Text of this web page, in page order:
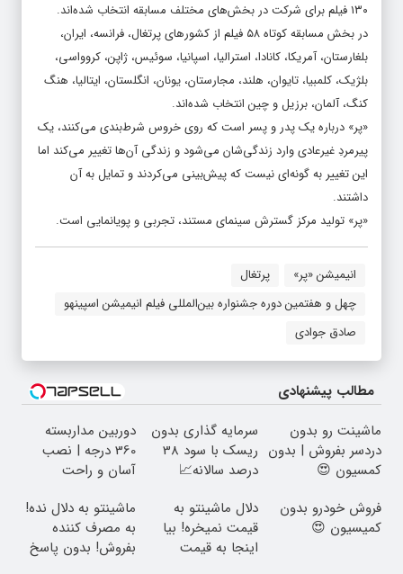
۱۳۰ فیلم برای شرکت در بخش‌های مختلف مسابقه انتخاب شده‌اند.
در بخش مسابقه کوتاه ۵۸ فیلم از کشورهای پرتغال، فرانسه، ایران،
بلغارستان، آمریکا، کانادا، استرالیا، اسپانیا، سوئیس، ژاپن، کروواسی،
بلژیک، کلمبیا، تایوان، هلند، مجارستان، یونان، انگلستان، ایتالیا، هنگ
کنگ، آلمان، برزیل و چین انتخاب شده‌اند.
«پر» درباره یک پدر و پسر است که روی خروس شرط‌بندی می‌کنند، یک
پیرمردِ غیرعادی وارد زندگی‌شان می‌شود و زندگی آن‌ها تغییر می‌کند اما
این تغییر به گونه‌ای نیست که پیش‌بینی می‌کردند و تمایل به آن
داشتند.
«پر» تولید مرکز گسترش سینمای مستند، تجربی و پویانمایی است.
انیمیشن «پر»
پرتغال
چهل و هفتمین دوره جشنواره بین‌المللی فیلم انیمیشن اسپینهو
صادق جوادی
مطالب پیشنهادی
ماشینت رو بدون
دردسر بفروش | بدون
کمسیون 😍
سرمایه گذاری بدون
ریسک با سود 38
درصد سالانه📈
دوربین مداربسته
360 درجه | نصب
آسان و راحت
فروش خودرو بدون
کمیسیون 😍
دلال ماشینتو به
قیمت نمیخره! بیا
اینجا به قیمت
ماشینتو به دلال نده!
به مصرف کننده
بفروش! بدون پاسخ